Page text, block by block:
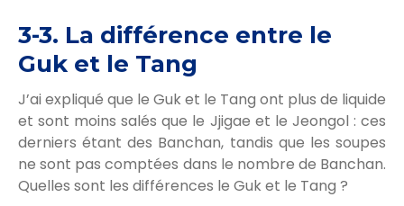
3-3. La différence entre le
Guk et le Tang
J’ai expliqué que le Guk et le Tang ont plus de liquide
et sont moins salés que le Jjigae et le Jeongol : ces
derniers étant des Banchan, tandis que les soupes
ne sont pas comptées dans le nombre de Banchan.
Quelles sont les différences le Guk et le Tang ?